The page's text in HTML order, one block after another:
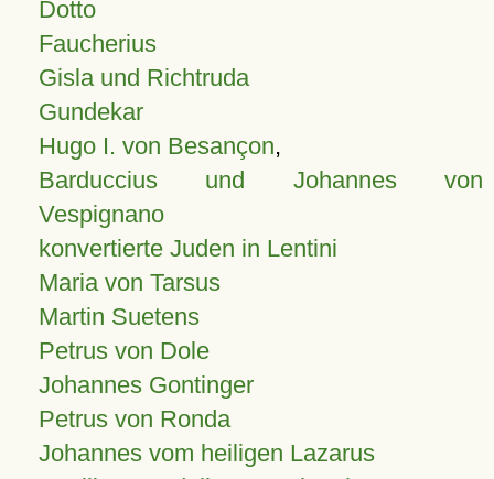
Dotto
Faucherius
Gisla und Richtruda
Gundekar
Hugo I. von Besançon,
Barduccius und Johannes von
Vespignano
konvertierte Juden in Lentini
Maria von Tarsus
Martin Suetens
Petrus von Dole
Johannes Gontinger
Petrus von Ronda
Johannes vom heiligen Lazarus